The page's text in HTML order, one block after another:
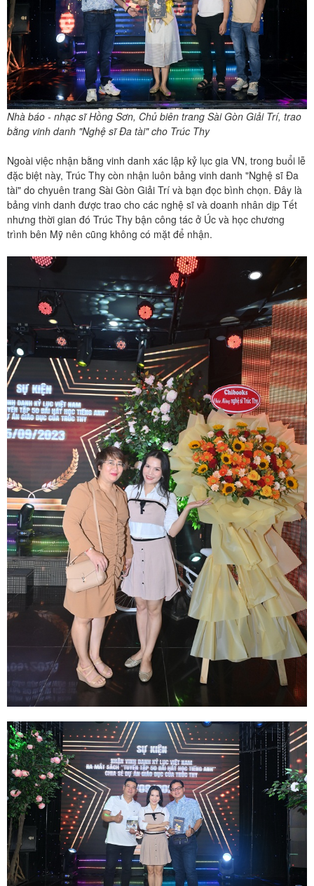
Nhà báo - nhạc sĩ Hồng Sơn, Chủ biên trang Sài Gòn Giải Trí, trao
bằng vinh danh "Nghệ sĩ Đa tài" cho Trúc Thy
Ngoài việc nhận bằng vinh danh xác lập kỷ lục gia VN, trong buổi lễ
đặc biệt này, Trúc Thy còn nhận luôn bảng vinh danh "Nghệ sĩ Đa
tài" do chyuên trang Sài Gòn Giải Trí và bạn đọc bình chọn. Đây là
bảng vinh danh được trao cho các nghệ sĩ và doanh nhân dịp Tết
nhưng thời gian đó Trúc Thy bận công tác ở Úc và học chương
trình bên Mỹ nên cũng không có mặt để nhận.